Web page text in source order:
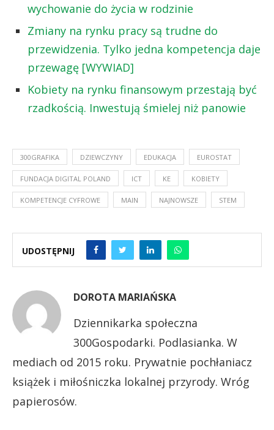
wychowanie do życia w rodzinie
Zmiany na rynku pracy są trudne do
przewidzenia. Tylko jedna kompetencja daje
przewagę [WYWIAD]
Kobiety na rynku finansowym przestają być
rzadkością. Inwestują śmielej niż panowie
300GRAFIKA DZIEWCZYNY EDUKACJA EUROSTAT
FUNDACJA DIGITAL POLAND ICT KE KOBIETY
KOMPETENCJE CYFROWE MAIN NAJNOWSZE STEM
UDOSTĘPNIJ
DOROTA MARIAŃSKA
Dziennikarka społeczna
300Gospodarki. Podlasianka. W
mediach od 2015 roku. Prywatnie pochłaniacz
książek i miłośniczka lokalnej przyrody. Wróg
papierosów.